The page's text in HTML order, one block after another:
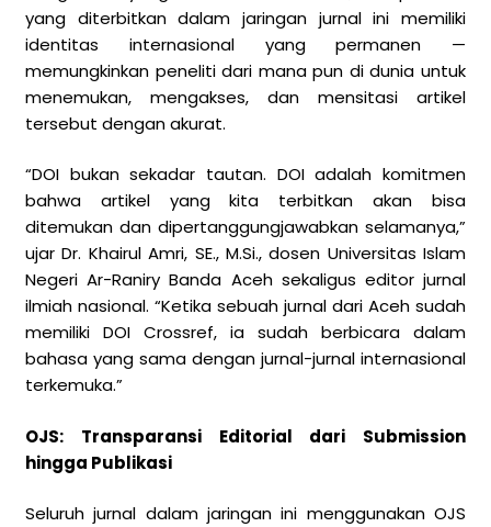
yang diterbitkan dalam jaringan jurnal ini memiliki
identitas internasional yang permanen —
memungkinkan peneliti dari mana pun di dunia untuk
menemukan, mengakses, dan mensitasi artikel
tersebut dengan akurat.
“DOI bukan sekadar tautan. DOI adalah komitmen
bahwa artikel yang kita terbitkan akan bisa
ditemukan dan dipertanggungjawabkan selamanya,”
ujar Dr. Khairul Amri, SE., M.Si., dosen Universitas Islam
Negeri Ar-Raniry Banda Aceh sekaligus editor jurnal
ilmiah nasional. “Ketika sebuah jurnal dari Aceh sudah
memiliki DOI Crossref, ia sudah berbicara dalam
bahasa yang sama dengan jurnal-jurnal internasional
terkemuka.”
OJS: Transparansi Editorial dari Submission
hingga Publikasi
Seluruh jurnal dalam jaringan ini menggunakan OJS